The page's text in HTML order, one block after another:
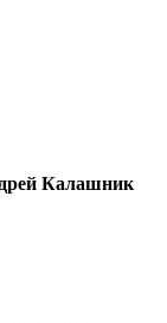
Калашник